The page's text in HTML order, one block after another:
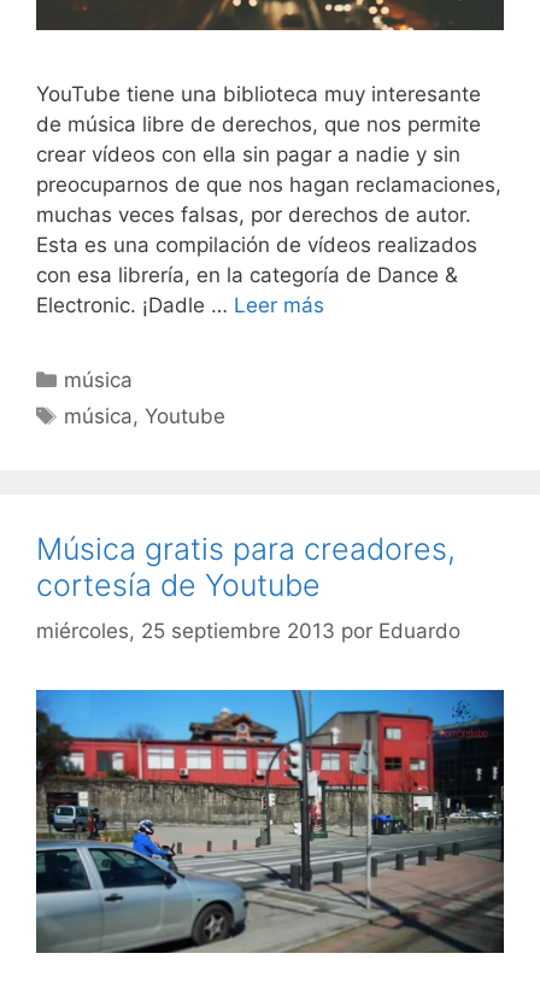
YouTube tiene una biblioteca muy interesante
de música libre de derechos, que nos permite
crear vídeos con ella sin pagar a nadie y sin
preocuparnos de que nos hagan reclamaciones,
muchas veces falsas, por derechos de autor.
Esta es una compilación de vídeos realizados
con esa librería, en la categoría de Dance &
Electronic. ¡Dadle … Leer más
Categorías
música
Etiquetas
música,Youtube
Música gratis para creadores,
cortesía de Youtube
miércoles, 25 septiembre 2013 por Eduardo